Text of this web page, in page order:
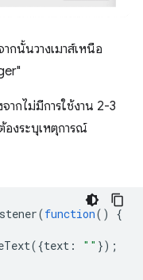
กนั้นวางเมาส์เหนือ
ากไม่มีการใช้งาน 2-3
องระบุเหตุการณ์
(function()
{
({text : "" });